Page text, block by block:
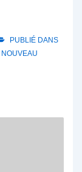
PUBLIÉ DANS
NOUVEAU